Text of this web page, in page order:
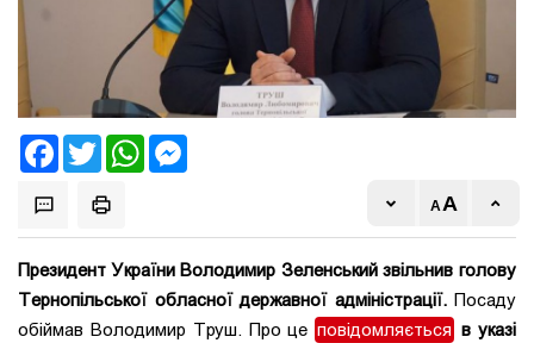
FacebookTwitter WhatsApp
Президент України Володимир Зеленський звільнив голову
Тернопільської обласної державної адміністрації. Посаду
обіймав Володимир Труш. Про це повідомляється в указі